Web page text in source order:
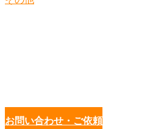
お問い合わせ・ご依頼